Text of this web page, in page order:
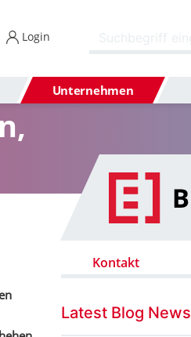
Unternehmen
Login
Kontakt
Latest Blog News